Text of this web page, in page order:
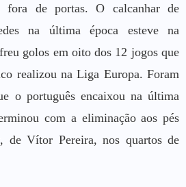
fora de portas. O calcanhar de
na última época esteve na
golos em oito dos 12 jogos que
realizou na Liga Europa. Foram
o português encaixou na última
com a eliminação aos pés
de Vítor Pereira, nos quartos de